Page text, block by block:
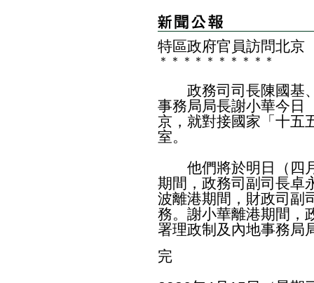
特區政府官員訪問北京
＊ ＊ ＊ ＊ ＊ ＊ ＊ ＊ ＊ ＊
政務司司長陳國基、
事務局局長謝小華今日
京，就對接國家「十五
室。
他們將於明日（四月
期間，政務司副司長卓
波離港期間，財政司副
務。謝小華離港期間，
署理政制及內地事務局
完